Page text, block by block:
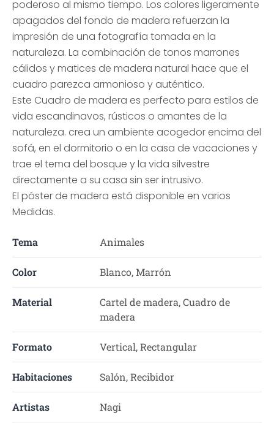
poderoso al mismo tiempo. Los colores ligeramente
apagados del fondo de madera refuerzan la
impresión de una fotografía tomada en la
naturaleza. La combinación de tonos marrones
cálidos y matices de madera natural hace que el
cuadro parezca armonioso y auténtico.
Este Cuadro de madera es perfecto para estilos de
vida escandinavos, rústicos o amantes de la
naturaleza. crea un ambiente acogedor encima del
sofá, en el dormitorio o en la casa de vacaciones y
trae el tema del bosque y la vida silvestre
directamente a su casa sin ser intrusivo.
El póster de madera está disponible en varios
Medidas.
Tema Animales
Color Blanco, Marrón
Material
Cartel de madera, Cuadro de
madera
Formato Vertical, Rectangular
Habitaciones Salón, Recibidor
Artistas Nagi